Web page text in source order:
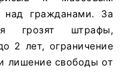
гражданами. За
грозят штрафы,
2 лет, ограничение
лишение свободы от